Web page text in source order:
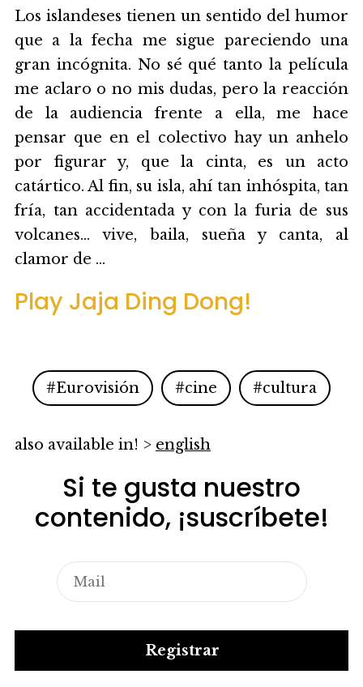
Los islandeses tienen un sentido del humor
que a la fecha me sigue pareciendo una
gran incógnita. No sé qué tanto la película
me aclaro o no mis dudas, pero la reacción
de la audiencia frente a ella, me hace
pensar que en el colectivo hay un anhelo
por figurar y, que la cinta, es un acto
catártico. Al fin, su isla, ahí tan inhóspita, tan
fría, tan accidentada y con la furia de sus
volcanes… vive, baila, sueña y canta, al
clamor de ...
Play Jaja Ding Dong!
#Eurovisión #cine #cultura
also available in! > english
Si te gusta nuestro
contenido, ¡suscríbete!
Registrar